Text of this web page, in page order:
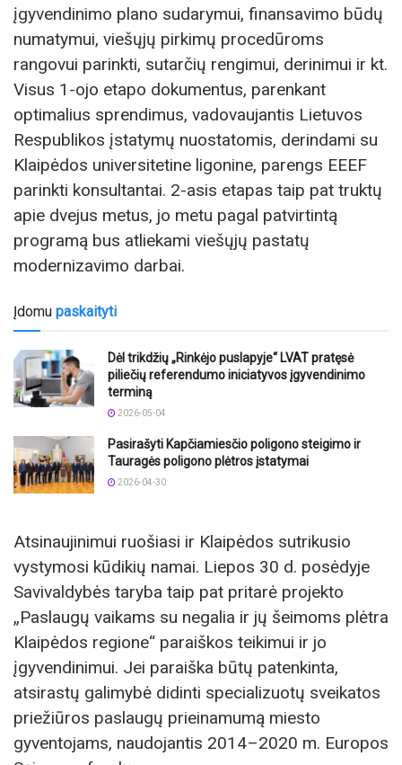
įgyvendinimo plano sudarymui, finansavimo būdų
numatymui, viešųjų pirkimų procedūroms
rangovui parinkti, sutarčių rengimui, derinimui ir kt.
Visus 1-ojo etapo dokumentus, parenkant
optimalius sprendimus, vadovaujantis Lietuvos
Respublikos įstatymų nuostatomis, derindami su
Klaipėdos universitetine ligonine, parengs EEEF
parinkti konsultantai. 2-asis etapas taip pat truktų
apie dvejus metus, jo metu pagal patvirtintą
programą bus atliekami viešųjų pastatų
modernizavimo darbai.
Įdomu paskaityti
Dėl trikdžių „Rinkėjo puslapyje“ LVAT pratęsė
piliečių referendumo iniciatyvos įgyvendinimo
terminą
2026-05-04
Pasirašyti Kapčiamiesčio poligono steigimo ir
Tauragės poligono plėtros įstatymai
2026-04-30
Atsinaujinimui ruošiasi ir Klaipėdos sutrikusio
vystymosi kūdikių namai. Liepos 30 d. posėdyje
Savivaldybės taryba taip pat pritarė projekto
„Paslaugų vaikams su negalia ir jų šeimoms plėtra
Klaipėdos regione“ paraiškos teikimui ir jo
įgyvendinimui. Jei paraiška būtų patenkinta,
atsirastų galimybė didinti specializuotų sveikatos
priežiūros paslaugų prieinamumą miesto
gyventojams, naudojantis 2014–2020 m. Europos